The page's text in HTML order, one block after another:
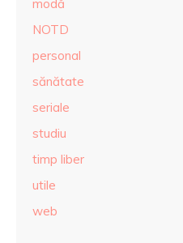
modă
NOTD
personal
sănătate
seriale
studiu
timp liber
utile
web